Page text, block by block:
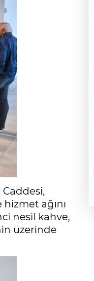
hizmet ağını
nesil kahve,
üzerinde